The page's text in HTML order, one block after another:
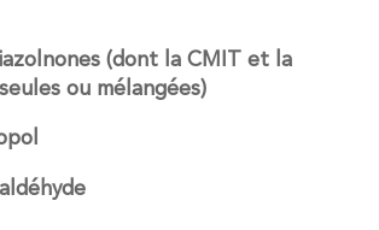
(dont la CMIT et la
ou mélangées)